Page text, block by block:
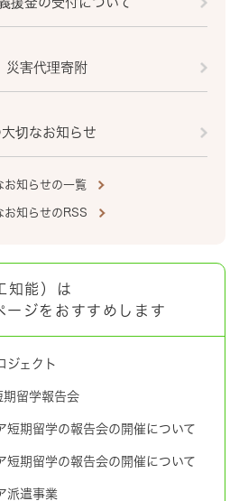
害代理寄附
切なお知らせ
お知らせの一覧
お知らせのRSS
知能）は
ージをおすすめします
ジェクト
期留学報告会
短期留学の報告会の開催について
短期留学の報告会の開催について
派遣事業